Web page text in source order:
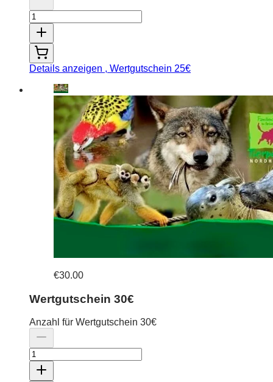
Details anzeigen , Wertgutschein 25€
€30.00
Wertgutschein 30€
Anzahl für Wertgutschein 30€